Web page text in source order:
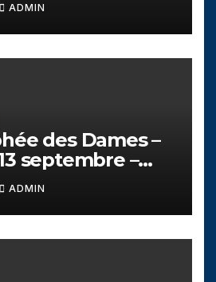
ADMIN
des Dames –
septembre –
ADMIN